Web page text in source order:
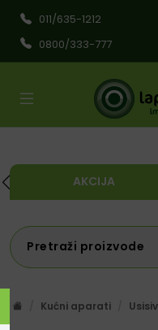
011/635-1212
0800/333-777
AKCIJA
Kućni aparati